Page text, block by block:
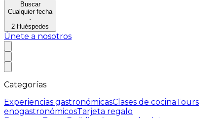
Buscar
Cualquier fecha
·
2 Huéspedes
Únete a nosotros
Categorías
Experiencias gastronómicasClases de cocinaTours
enogastronómicosTarjeta regalo